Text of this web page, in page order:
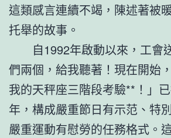
這類感言連續不竭，陳述著被
托舉的故事。
自1992年啟動以來，工會
們兩個，給我聽著！現在開始
我的天秤座三階段考驗**！」
年，構成嚴重節日有示范、特
嚴重運動有慰勞的任務格式。